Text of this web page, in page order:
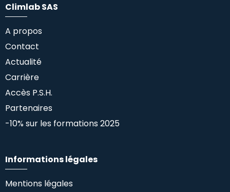
Climlab SAS
A propos
Contact
Actualité
Carrière
Accès P.S.H.
Partenaires
-10% sur les formations 2025
Informations légales
Mentions légales